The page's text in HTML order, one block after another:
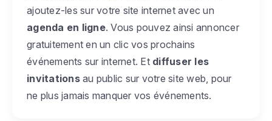
ajoutez-les sur votre site internet avec un
agenda en ligne. Vous pouvez ainsi annoncer
gratuitement en un clic vos prochains
événements sur internet. Et diffuser les
invitationsau public sur votre site web, pour
ne plus jamais manquer vos événements.